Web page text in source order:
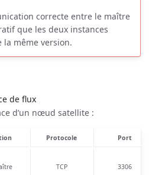
correcte entre le maître
que les deux instances
la même version.
de flux
d’un nœud satellite :
Protocole Port
TCP 3306